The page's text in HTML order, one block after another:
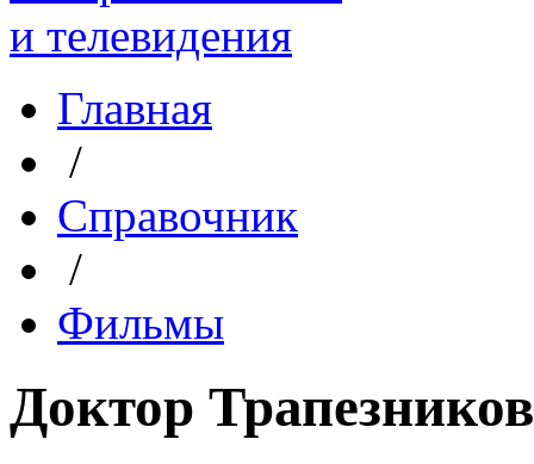
Главная
/
Справочник
/
Фильмы
Доктор